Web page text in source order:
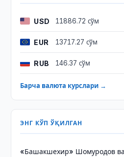
USD 11886.72 сўм
EUR 13717.27 сўм
RUB 146.37 сўм
Барча валюта курслари →
ЭНГ КЎП ЎҚИЛГАН
«Башакшехир» Шомуродов